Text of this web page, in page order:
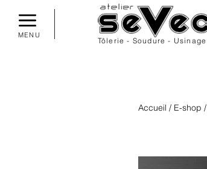
MENU
Tôlerie - Soudure - Usinage
Accueil / E-shop /